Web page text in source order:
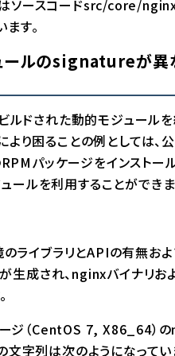
ソースコードsrc/core/
す。
ールのsignatureが異
ルドされた動的モジュール
り困ることの例としては、
パッケージをインストー
ールを利用することができま
ライブラリとAPIの有無お
成され、nginxバイナリお
ジ（CentOS 7, X86_64）
字列は次のようになってい